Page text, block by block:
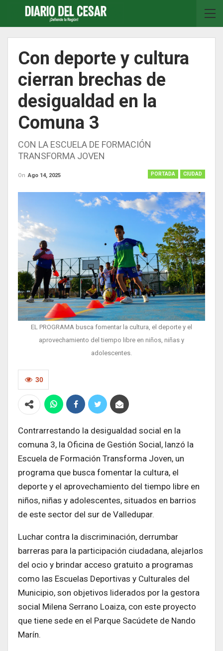
Con deporte y cultura
cierran brechas de
desigualdad en la
Comuna 3
CON LA ESCUELA DE FORMACIÓN
TRANSFORMA JOVEN
PORTADA CIUDAD
On Ago 14, 2025
EL PROGRAMA busca fomentar la cultura, el deporte y el
aprovechamiento del tiempo libre en niños, niñas y
adolescentes.
30
Contrarrestando la desigualdad social en la
comuna 3, la Oficina de Gestión Social, lanzó la
Escuela de Formación Transforma Joven, un
programa que busca fomentar la cultura, el
deporte y el aprovechamiento del tiempo libre en
niños, niñas y adolescentes, situados en barrios
de este sector del sur de Valledupar.
Luchar contra la discriminación, derrumbar
barreras para la participación ciudadana, alejarlos
del ocio y brindar acceso gratuito a programas
como las Escuelas Deportivas y Culturales del
Municipio, son objetivos liderados por la gestora
social Milena Serrano Loaiza, con este proyecto
que tiene sede en el Parque Sacúdete de Nando
Marín.